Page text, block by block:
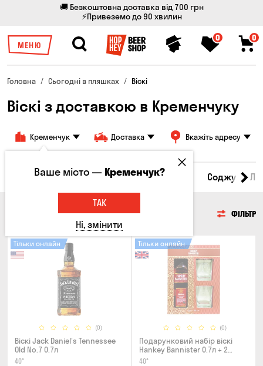
🚚 Безкоштовна доставка від 700 грн
⚡Привеземо до 90 хвилин
МЕНЮ
0 0
Головна Сьогодні в пляшках Віскі
Віскі з доставкою в Кременчуку
Кременчук Доставка Вкажіть адресу
Сидр Вино Віскі Коктейлі Соджу
ФІЛЬТР
(0)
Тільки онлайн
Віскі Jack Daniel's Tennessee
Old No.7 0.7л
40°
(0)
Тільки онлайн
Подарунковий набір віскі
Hankey Bannister 0.7л + 2
склянки
40°
Ваше місто —Кременчук?
ТАК
Ні, змінити